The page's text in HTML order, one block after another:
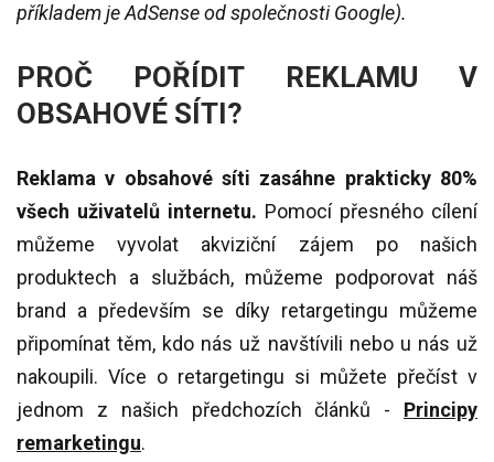
příkladem je AdSense od společnosti Google).
PROČ POŘÍDIT REKLAMU V
OBSAHOVÉ SÍTI?
Reklama v obsahové síti zasáhne prakticky 80%
všech uživatelů internetu. Pomocí přesného cílení
můžeme vyvolat akviziční zájem po našich
produktech a službách, můžeme podporovat náš
brand a především se díky retargetingu můžeme
připomínat těm, kdo nás už navštívili nebo u nás už
nakoupili. Více o retargetingu si můžete přečíst v
jednom z našich předchozích článků - Principy
remarketingu.